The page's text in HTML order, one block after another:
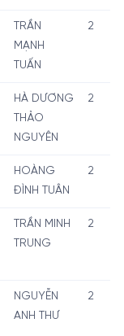
TRẦN
MẠNH
TUẤN
2
HÀ DƯƠNG
THẢO
NGUYÊN
2
HOÀNG
ĐÌNH TUÂN
2
TRẦN MINH
TRUNG
2
NGUYỄN
ANH THƯ
2